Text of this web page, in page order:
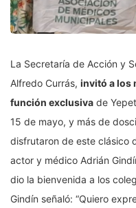
La Secretaría de Acción y
Alfredo Currás, invitó a los
función exclusiva de
15 de mayo, y más de
disfrutaron de este clásico
actor y médico Adrián
dio la bienvenida a los
Gindín señaló: “Quiero